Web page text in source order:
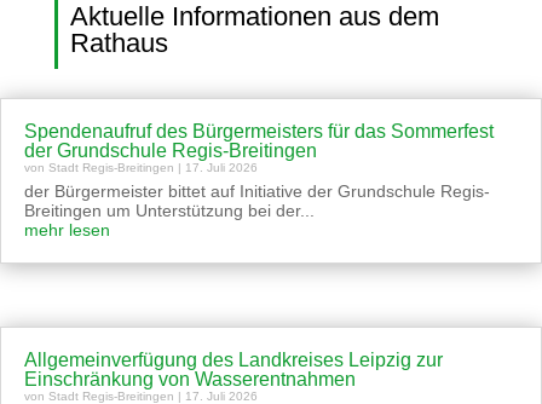
Aktuelle Informationen aus dem
Rathaus
Spendenaufruf des Bürgermeisters für das Sommerfest
der Grundschule Regis-Breitingen
von Stadt Regis-Breitingen | 17. Juli 2026
der Bürgermeister bittet auf Initiative der Grundschule Regis-
Breitingen um Unterstützung bei der...
mehr lesen
Allgemeinverfügung des Landkreises Leipzig zur
Einschränkung von Wasserentnahmen
von Stadt Regis-Breitingen | 17. Juli 2026